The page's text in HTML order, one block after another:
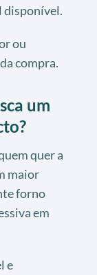
disponível.
ou
compra.
um
quer a
maior
forno
em
e